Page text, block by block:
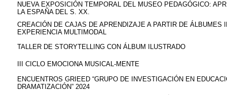
NUEVA EXPOSICIÓN TEMPORAL DEL MUSEO PEDAGÓGICO:
LA ESPAÑA DEL S. XX.
CREACIÓN DE CAJAS DE APRENDIZAJE A PARTIR DE ÁLBUMES
EXPERIENCIA MULTIMODAL
TALLER DE STORYTELLING CON ÁLBUM ILUSTRADO
III CICLO EMOCIONA MUSICAL-MENTE
ENCUENTROS GRIEED “GRUPO DE INVESTIGACIÓN EN
DRAMATIZACIÓN” 2024